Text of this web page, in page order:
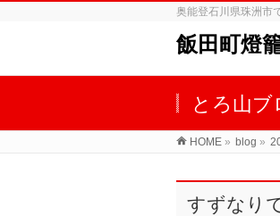
奥能登石川県珠洲市
飯田町燈
とろ山ブ
HOME » blog »
すずなり